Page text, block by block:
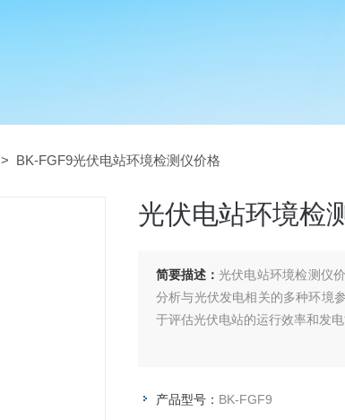
> BK-FGF9光伏电站环境检测仪价格
光伏电站环境检
简要描述： 光伏电站环境检测仪
分析与光伏发电相关的多种环境
于评估光伏电站的运行效率和发电
产品型号： BK-FGF9